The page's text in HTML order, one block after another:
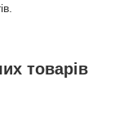
товарів